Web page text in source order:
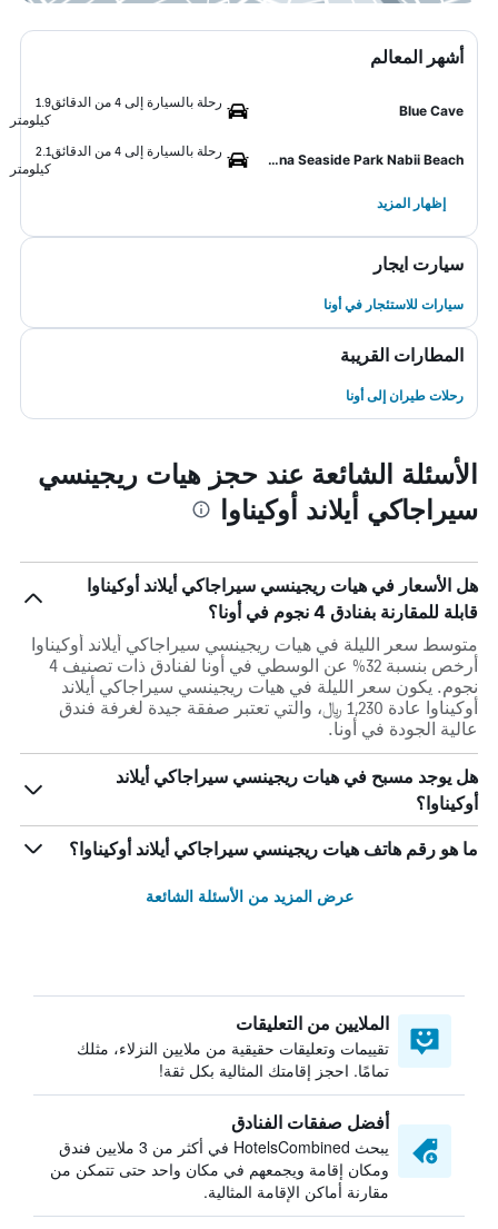
أشهر المعالم
Blue Cave
رحلة بالسيارة إلى 4 من الدقائق
1.9
كيلومتر
Onna Seaside Park Nabii Beach
رحلة بالسيارة إلى 4 من الدقائق
2.1
كيلومتر
إظهار المزيد
سيارت ايجار
سيارات للاستئجار في أونا
المطارات القريبة
رحلات طيران إلى أونا
الأسئلة الشائعة عند حجز هيات ريجينسي
سيراجاكي أيلاند أوكيناوا
هل الأسعار في هيات ريجينسي سيراجاكي أيلاند أوكيناوا
قابلة للمقارنة بفنادق 4 نجوم في أونا؟
متوسط سعر الليلة في هيات ريجينسي سيراجاكي أيلاند أوكيناوا
أرخص بنسبة 32% عن الوسطي في أونا لفنادق ذات تصنيف 4
نجوم. يكون سعر الليلة في هيات ريجينسي سيراجاكي أيلاند
أوكيناوا عادة 1,230 ﷼، والتي تعتبر صفقة جيدة لغرفة فندق
عالية الجودة في أونا.
هل يوجد مسبح في هيات ريجينسي سيراجاكي أيلاند
أوكيناوا؟
ما هو رقم هاتف هيات ريجينسي سيراجاكي أيلاند أوكيناوا؟
عرض المزيد من الأسئلة الشائعة
الملايين من التعليقات
تقييمات وتعليقات حقيقية من ملايين النزلاء، مثلك
تمامًا. احجز إقامتك المثالية بكل ثقة!
أفضل صفقات الفنادق
يبحث HotelsCombined في أكثر من 3 ملايين فندق
ومكان إقامة ويجمعهم في مكان واحد حتى تتمكن من
مقارنة أماكن الإقامة المثالية.